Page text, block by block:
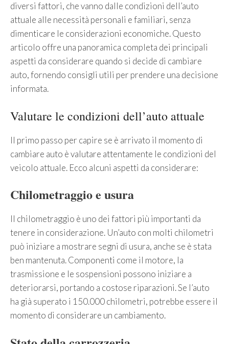
diversi fattori, che vanno dalle condizioni dell’auto
attuale alle necessità personali e familiari, senza
dimenticare le considerazioni economiche. Questo
articolo offre una panoramica completa dei principali
aspetti da considerare quando si decide di cambiare
auto, fornendo consigli utili per prendere una decisione
informata.
Valutare le condizioni dell’auto attuale
Il primo passo per capire se è arrivato il momento di
cambiare auto è valutare attentamente le condizioni del
veicolo attuale. Ecco alcuni aspetti da considerare:
Chilometraggio e usura
Il chilometraggio è uno dei fattori più importanti da
tenere in considerazione. Un’auto con molti chilometri
può iniziare a mostrare segni di usura, anche se è stata
ben mantenuta. Componenti come il motore, la
trasmissione e le sospensioni possono iniziare a
deteriorarsi, portando a costose riparazioni. Se l’auto
ha già superato i 150.000 chilometri, potrebbe essere il
momento di considerare un cambiamento.